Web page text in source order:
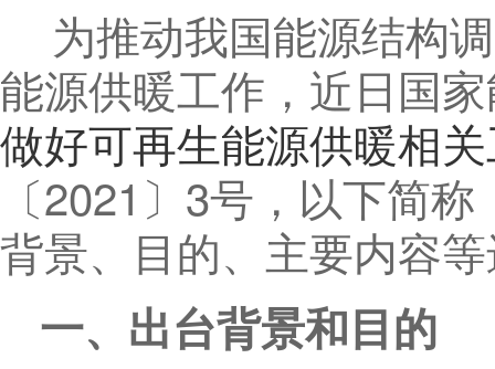
为推动我国能源结构
能源供暖工作，近日国
做好可再生能源供暖相
〔2021〕3号，以下简
背景、目的、主要内容
一、出台背景和目的